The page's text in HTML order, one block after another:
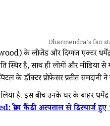
Dharmendra's fan
के लीजेंड और दिग्गज एक्टर
स्थिर है, साथ ही लोगों और
के डॉक्टर प्रोफेसर प्रतीत समदानी
लिया है. इस बीच उनके घर के
कैंडी अस्पताल से डिस्चार्ज हुए